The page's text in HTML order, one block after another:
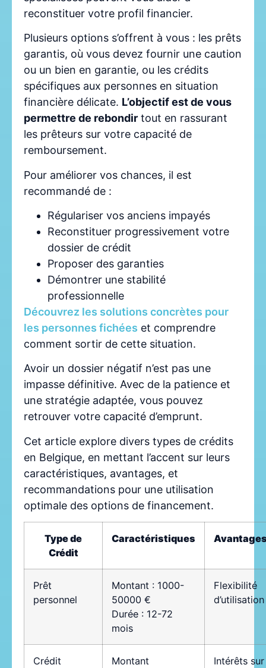
reconstituer votre profil financier.
Plusieurs options s’offrent à vous : les prêts
garantis, où vous devez fournir une caution
ou un bien en garantie, ou les crédits
spécifiques aux personnes en situation
financière délicate. L’objectif est de vous
permettre de rebondir tout en rassurant
les prêteurs sur votre capacité de
remboursement.
Pour améliorer vos chances, il est
recommandé de :
Régulariser vos anciens impayés
Reconstituer progressivement votre
dossier de crédit
Proposer des garanties
Démontrer une stabilité
professionnelle
Découvrez les solutions concrètes pour
les personnes fichées et comprendre
comment sortir de cette situation.
Avoir un dossier négatif n’est pas une
impasse définitive. Avec de la patience et
une stratégie adaptée, vous pouvez
retrouver votre capacité d’emprunt.
Cet article explore divers types de crédits
en Belgique, en mettant l’accent sur leurs
caractéristiques, avantages, et
recommandations pour une utilisation
optimale des options de financement.
Type de
Crédit
Caractéristiques
Prêt
personnel
Montant : 1000-
50000 €
Durée : 12-72
mois
Flexibilité
d’utilisation
Crédit
Montant
Intérêts sur